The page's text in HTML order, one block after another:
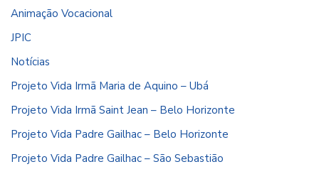
Animação Vocacional
JPIC
Notícias
Projeto Vida Irmã Maria de Aquino – Ubá
Projeto Vida Irmã Saint Jean – Belo Horizonte
Projeto Vida Padre Gailhac – Belo Horizonte
Projeto Vida Padre Gailhac – São Sebastião